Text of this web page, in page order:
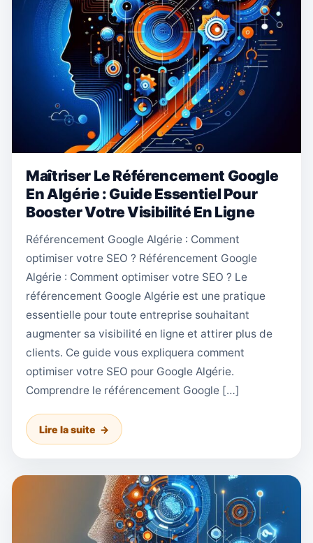
Maîtriser Le Référencement Google
En Algérie : Guide Essentiel Pour
Booster Votre Visibilité En Ligne
Référencement Google Algérie : Comment
optimiser votre SEO ? Référencement Google
Algérie : Comment optimiser votre SEO ? Le
référencement Google Algérie est une pratique
essentielle pour toute entreprise souhaitant
augmenter sa visibilité en ligne et attirer plus de
clients. Ce guide vous expliquera comment
optimiser votre SEO pour Google Algérie.
Comprendre le référencement Google […]
Lire la suite